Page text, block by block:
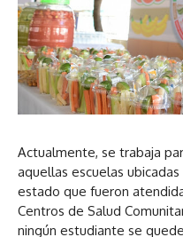
Actualmente, se trabaja
aquellas escuelas
estado que fueron
Centros de Salud
ningún estudiante se